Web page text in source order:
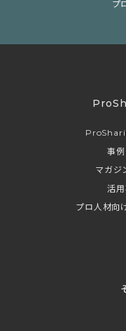
プ
事
マガジ
活
プロ人材向